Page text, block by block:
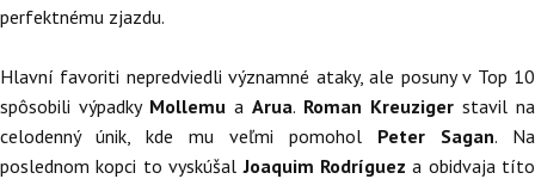
perfektnému zjazdu.
Hlavní favoriti nepredviedli významné ataky, ale posuny v Top 10
spôsobili výpadky Mollemu a Arua. Roman Kreuziger stavil na
celodenný únik, kde mu veľmi pomohol Peter Sagan. Na
poslednom kopci to vyskúšalJoaquim Rodríguez a obidvaja títo